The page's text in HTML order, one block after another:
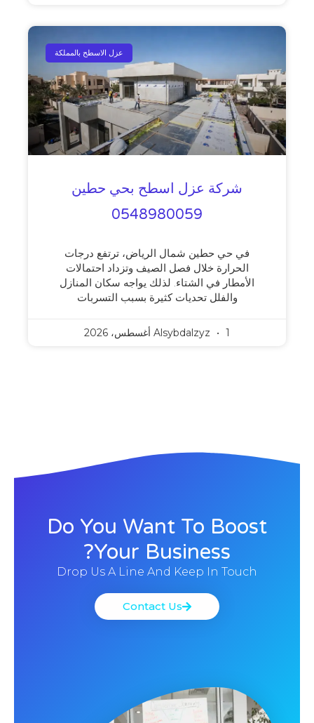
عزل الاسطح بالمملكة
شركة عزل اسطح بحي حطين
0548980059
في حي حطين شمال الرياض، ترتفع درجات
الحرارة خلال فصل الصيف وتزداد احتمالات
الأمطار في الشتاء. لذلك يواجه سكان المنازل
والفلل تحديات كثيرة بسبب التسربات
Alsybdalzyz 1 أغسطس، 2026
Do You Want To Boost
Your Business?
Drop Us A Line And Keep In Touch
Contact Us